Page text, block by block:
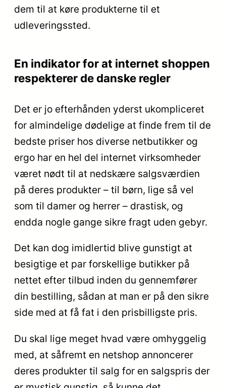
dem til at køre produkterne til et
udleveringssted.
En indikator for at internet shoppen
respekterer de danske regler
Det er jo efterhånden yderst ukompliceret
for almindelige dødelige at finde frem til de
bedste priser hos diverse netbutikker og
ergo har en hel del internet virksomheder
været nødt til at nedskære salgsværdien
på deres produkter – til børn, lige så vel
som til damer og herrer – drastisk, og
endda nogle gange sikre fragt uden gebyr.
Det kan dog imidlertid blive gunstigt at
besigtige et par forskellige butikker på
nettet efter tilbud inden du gennemfører
din bestilling, sådan at man er på den sikre
side med at få fat i den prisbilligste pris.
Du skal lige meget hvad være omhyggelig
med, at såfremt en netshop annoncerer
deres produkter til salg for en salgspris der